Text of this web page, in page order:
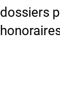
dossiers